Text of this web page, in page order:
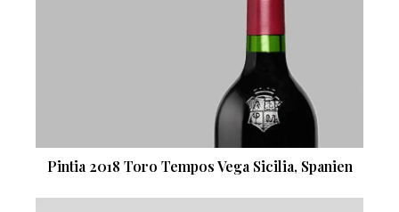
Pintia 2018 Toro Tempos Vega Sicilia, Spanien